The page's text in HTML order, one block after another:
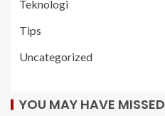
Teknologi
Tips
Uncategorized
YOU MAY HAVE MISSED